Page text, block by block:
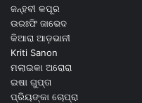
ଜନ୍ହବୀ କପୂର
ଉରଃଫି ଜାଭେଦ
କିଆରା ଆଡ଼ଭାନୀ
Kriti Sanon
ମଲାଇକା ଅରୋରା
ଇଷା ଗୁପ୍ତା
ପ୍ରିୟଙ୍କା ଚୋପ୍ରା